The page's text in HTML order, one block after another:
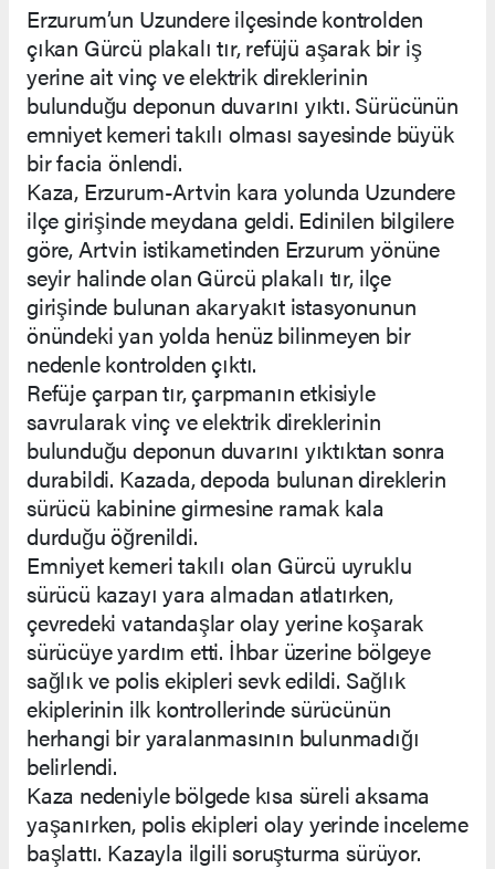
Erzurum’un Uzundere ilçesinde kontrolden
çıkan Gürcü plakalı tır, refüjü aşarak bir iş
yerine ait vinç ve elektrik direklerinin
bulunduğu deponun duvarını yıktı. Sürücünün
emniyet kemeri takılı olması sayesinde büyük
bir facia önlendi.
Kaza, Erzurum-Artvin kara yolunda Uzundere
ilçe girişinde meydana geldi. Edinilen bilgilere
göre, Artvin istikametinden Erzurum yönüne
seyir halinde olan Gürcü plakalı tır, ilçe
girişinde bulunan akaryakıt istasyonunun
önündeki yan yolda henüz bilinmeyen bir
nedenle kontrolden çıktı.
Refüje çarpan tır, çarpmanın etkisiyle
savrularak vinç ve elektrik direklerinin
bulunduğu deponun duvarını yıktıktan sonra
durabildi. Kazada, depoda bulunan direklerin
sürücü kabinine girmesine ramak kala
durduğu öğrenildi.
Emniyet kemeri takılı olan Gürcü uyruklu
sürücü kazayı yara almadan atlatırken,
çevredeki vatandaşlar olay yerine koşarak
sürücüye yardım etti. İhbar üzerine bölgeye
sağlık ve polis ekipleri sevk edildi. Sağlık
ekiplerinin ilk kontrollerinde sürücünün
herhangi bir yaralanmasının bulunmadığı
belirlendi.
Kaza nedeniyle bölgede kısa süreli aksama
yaşanırken, polis ekipleri olay yerinde inceleme
başlattı. Kazayla ilgili soruşturma sürüyor.